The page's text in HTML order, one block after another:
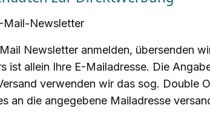
Mail-Newsletter
Newsletter anmelden, übersenden
ist allein Ihre E-Mailadresse. Die
verwenden wir das sog. Double
an die angegebene Mailadresse